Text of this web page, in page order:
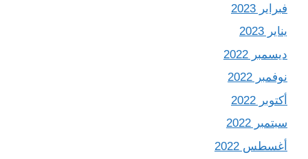
فبراير 2023
يناير 2023
ديسمبر 2022
نوفمبر 2022
أكتوبر 2022
سبتمبر 2022
أغسطس 2022